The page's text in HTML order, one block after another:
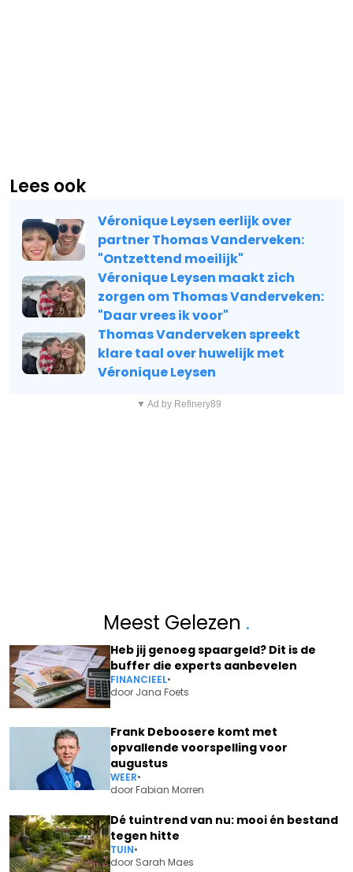
Lees ook
Véronique Leysen eerlijk over
partner Thomas Vanderveken:
"Ontzettend moeilijk"
Véronique Leysen maakt zich
zorgen om Thomas Vanderveken:
"Daar vrees ik voor"
Thomas Vanderveken spreekt
klare taal over huwelijk met
Véronique Leysen
▼ Ad by Refinery89
Meest Gelezen .
Heb jij genoeg spaargeld? Dit is de
buffer die experts aanbevelen
FINANCIEEL•
door Jana Foets
Frank Deboosere komt met
opvallende voorspelling voor
augustus
WEER•
doorFabian Morren
Dé tuintrend van nu: mooi én bestand
tegen hitte
TUIN•
door Sarah Maes